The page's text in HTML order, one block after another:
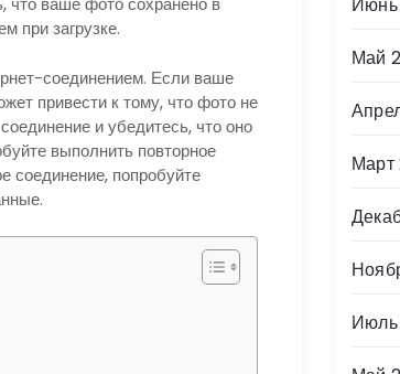
при загрузке.
соединением. Если ваше
привести к тому, что фото не
и убедитесь, что оно
выполнить повторное
соединение, попробуйте
Май
Март